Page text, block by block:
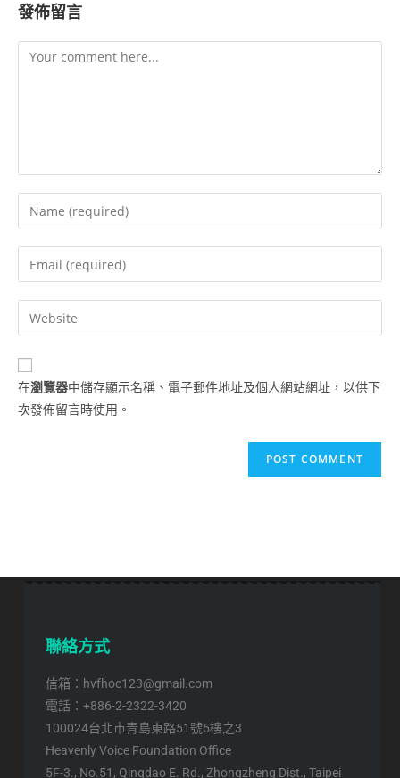
發佈留言
在瀏覽器中儲存顯示名稱、電子郵件地址及個人網站網址，以供下
次發佈留言時使用。
聯絡方式
信箱：hvfhoc123@gmail.com
電話：+886-2-2322-3420
100024台北市青島東路51號5樓之3
Heavenly Voice Foundation Office
5F-3., No.51, Qingdao E. Rd., Zhongzheng Dist., Taipei